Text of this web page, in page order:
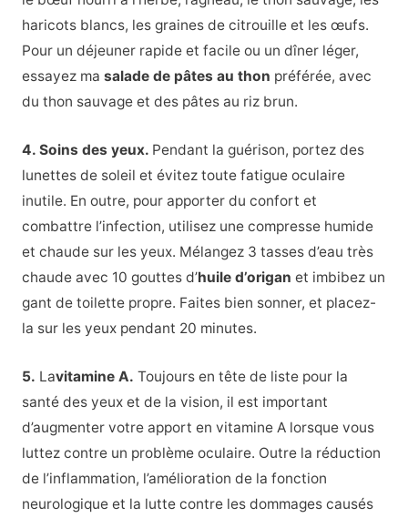
haricots blancs, les graines de citrouille et les œufs.
Pour un déjeuner rapide et facile ou un dîner léger,
essayez ma salade de pâtes au thon préférée, avec
du thon sauvage et des pâtes au riz brun.
4. Soins des yeux. Pendant la guérison, portez des
lunettes de soleil et évitez toute fatigue oculaire
inutile. En outre, pour apporter du confort et
combattre l’infection, utilisez une compresse humide
et chaude sur les yeux. Mélangez 3 tasses d’eau très
chaude avec 10 gouttes d’huile d’origan et imbibez un
gant de toilette propre. Faites bien sonner, et placez-
la sur les yeux pendant 20 minutes.
5. Lavitamine A. Toujours en tête de liste pour la
santé des yeux et de la vision, il est important
d’augmenter votre apport en vitamine A lorsque vous
luttez contre un problème oculaire. Outre la réduction
de l’inflammation, l’amélioration de la fonction
neurologique et la lutte contre les dommages causés